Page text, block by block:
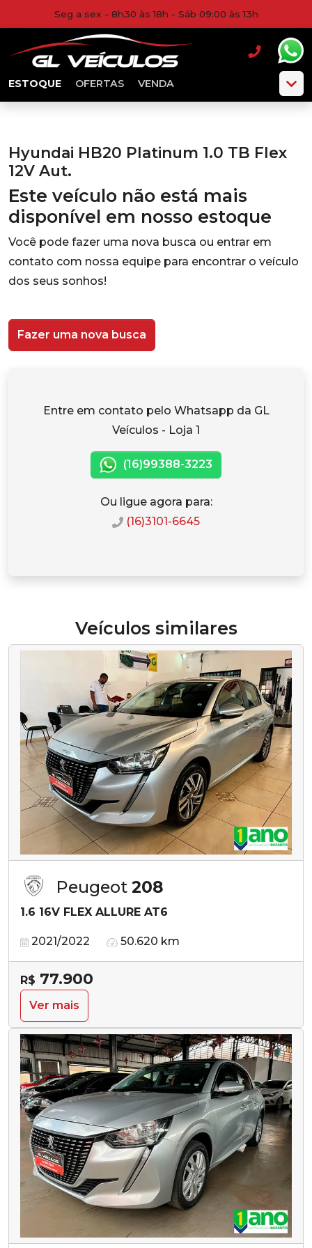
Seg a sex - 8h30 às 18h - Sáb 09:00 às 13h
ESTOQUE OFERTAS VENDA
Hyundai HB20 Platinum 1.0 TB Flex
12V Aut.
Este veículo não está mais
disponível em nosso estoque
Você pode fazer uma nova busca ou entrar em
contato com nossa equipe para encontrar o veículo
dos seus sonhos!
Fazer uma nova busca
Entre em contato pelo Whatsapp da GL
Veículos - Loja 1
(16)99388-3223
Ou ligue agora para:
(16)3101-6645
Veículos similares
Peugeot 208
1.6 16V FLEX ALLURE AT6
2021/2022 50.620 km
R$ 77.900
Ver mais